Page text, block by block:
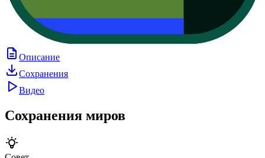
Описание
Сохранения
Видео
Сохранения миров